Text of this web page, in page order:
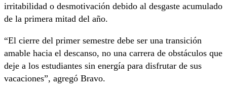
irritabilidad o desmotivación debido al desgaste acumulado
de la primera mitad del año.
“El cierre del primer semestre debe ser una transición
amable hacia el descanso, no una carrera de obstáculos que
deje a los estudiantes sin energía para disfrutar de sus
vacaciones”, agregó Bravo.